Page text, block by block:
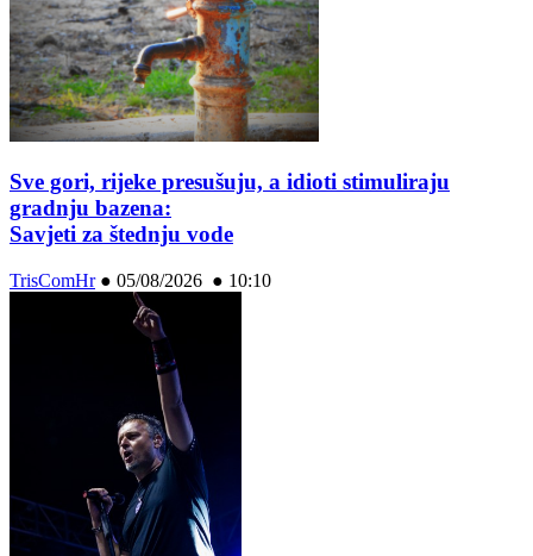
Sve gori, rijeke presušuju, a idioti stimuliraju
gradnju bazena:
Savjeti za štednju vode
TrisComHr● 05/08/2026 ● 10:10